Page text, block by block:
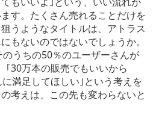
す。たくさん売れることだけを
うようなタイトルは、アトラス
もないのではないでしょうか。
うちの50％のユーザーさんが
｢30万本の販売でもいいから
満足してほしい｣という考えを
考えは、この先も変わらないと